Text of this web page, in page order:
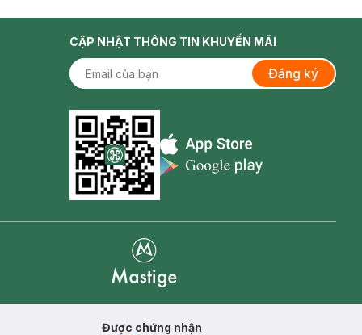
CẬP NHẬT THÔNG TIN KHUYẾN MÃI
Đăng ký
Appstore icon
Được chứng nhận